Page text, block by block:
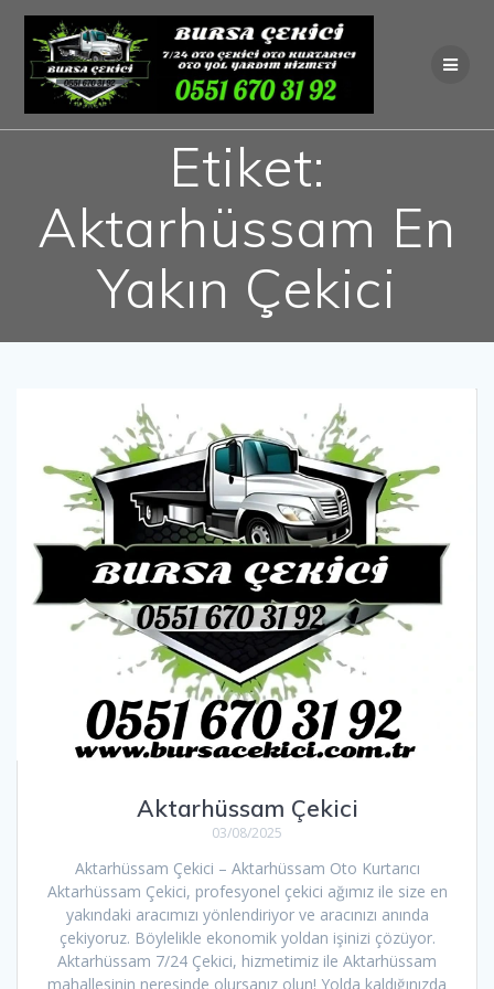
Skip
to
content
Etiket:
Aktarhüssam En
Yakın Çekici
Aktarhüssam Çekici
03/08/2025
Aktarhüssam Çekici – Aktarhüssam Oto Kurtarıcı
Aktarhüssam Çekici, profesyonel çekici ağımız ile size en
yakındaki aracımızı yönlendiriyor ve aracınızı anında
çekiyoruz. Böylelikle ekonomik yoldan işinizi çözüyor.
Aktarhüssam 7/24 Çekici, hizmetimiz ile Aktarhüssam
mahallesinin neresinde olursanız olun! Yolda kaldığınızda